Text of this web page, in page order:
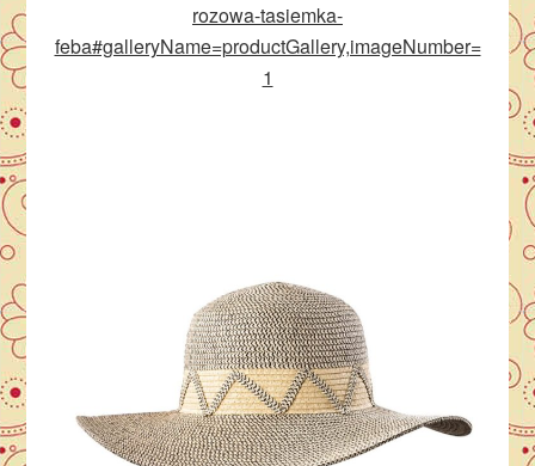
rozowa-tasiemka-
feba#galleryName=productGallery,imageNumber=
1